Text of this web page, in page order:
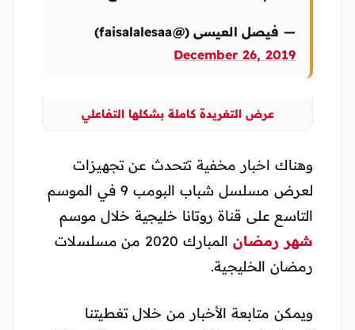
— فيصل العيسى (@faisalalesaa)
December 26, 2019
عرض التغريدة كاملة بشكلها التفاعلي
وهناك اخبار مخفية تتحدث عن تجهيزات
لعرض مسلسل شباب البومب 9 في الموسم
التاسع على قناة روتانا خليجية خلال موسم
شهر رمضان
المبارك 2020 من مسلسلات
رمضان الخليجية.
ويمكن متابعة الأخبار من خلال تغطيتنا